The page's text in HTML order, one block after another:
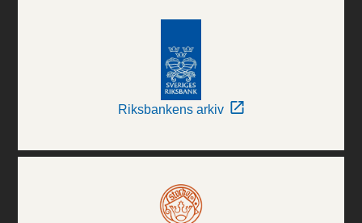
Riksbankens arkiv